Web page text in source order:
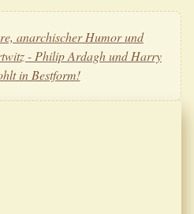
anarchischer Humor und
- Philip Ardagh und Harry
in Bestform!